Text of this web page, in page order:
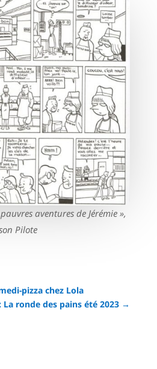
aventures de Jérémie »,
Pilote
pizza chez Lola
La ronde des pains été 2023 →